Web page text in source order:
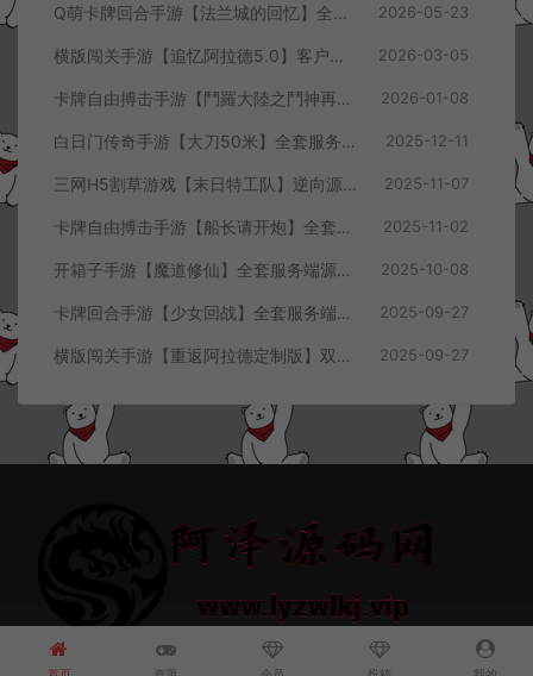
Q萌卡牌回合手游【法兰城的回忆】全套服务端源码+客户端源码+策划文档 2026-05-23
横版闯关手游【追忆阿拉德5.0】客户端源码 2026-03-05
卡牌自由搏击手游【鬥羅大陸之鬥神再臨】全套客户端源码+服务端源码+管理后台+导表工具+部署文档 2026-01-08
白日门传奇手游【大刀50米】全套服务端源码+客户端源码 2025-12-11
三网H5割草游戏【末日特工队】逆向源码+Cocos本地离线即玩 2025-11-07
卡牌自由搏击手游【船长请开炮】全套服务端源码+客户端源码+GMVue3+策划表+美术包+前后端部署流程文档 2025-11-02
开箱子手游【魔道修仙】全套服务端源码+客户端源码 2025-10-08
卡牌回合手游【少女回战】全套服务端源码+客户端源码 2025-09-27
横版闯关手游【重返阿拉德定制版】双端客户端源码 2025-09-27
© 2021~2026 阿泽源码网 www.lyzwlkj.vip 冷雨泽
豫
ICP备2022000516号-1